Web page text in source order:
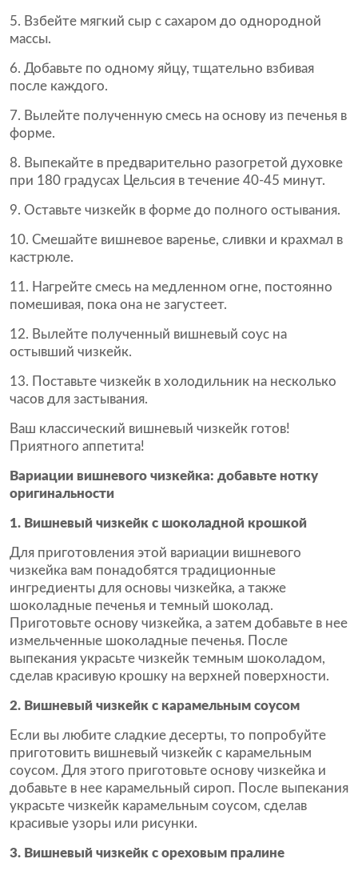
Взбейте мягкий сыр с сахаром до однородной
массы.
Добавьте по одному яйцу, тщательно взбивая
после каждого.
Вылейте полученную смесь на основу из печенья в
форме.
Выпекайте в предварительно разогретой духовке
при 180 градусах Цельсия в течение 40-45 минут.
Оставьте чизкейк в форме до полного остывания.
Смешайте вишневое варенье, сливки и крахмал в
кастрюле.
Нагрейте смесь на медленном огне, постоянно
помешивая, пока она не загустеет.
Вылейте полученный вишневый соус на
остывший чизкейк.
Поставьте чизкейк в холодильник на несколько
часов для застывания.
Ваш классический вишневый чизкейк готов!
Приятного аппетита!
Вариации вишневого чизкейка: добавьте нотку
оригинальности
1. Вишневый чизкейк с шоколадной крошкой
Для приготовления этой вариации вишневого
чизкейка вам понадобятся традиционные
ингредиенты для основы чизкейка, а также
шоколадные печенья и темный шоколад.
Приготовьте основу чизкейка, а затем добавьте в нее
измельченные шоколадные печенья. После
выпекания украсьте чизкейк темным шоколадом,
сделав красивую крошку на верхней поверхности.
2. Вишневый чизкейк с карамельным соусом
Если вы любите сладкие десерты, то попробуйте
приготовить вишневый чизкейк с карамельным
соусом. Для этого приготовьте основу чизкейка и
добавьте в нее карамельный сироп. После выпекания
украсьте чизкейк карамельным соусом, сделав
красивые узоры или рисунки.
3. Вишневый чизкейк с ореховым пралине